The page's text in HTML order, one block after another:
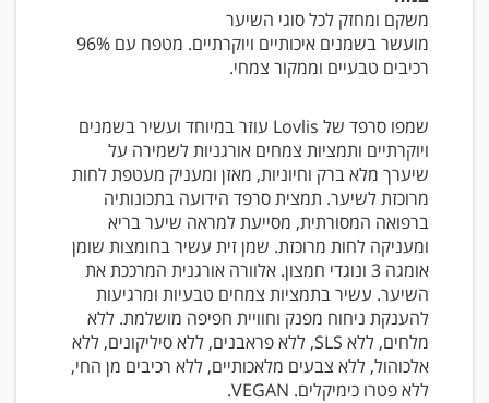
משקם ומחזק לכל סוגי השיער
מועשר בשמנים איכותיים ויוקרתיים. מטפח עם 96%
רכיבים טבעיים וממקור צמחי.
שמפו סרפד של Lovlis עוזר במיוחד ועשיר בשמנים
ויוקרתיים ותמציות צמחים אורגניות לשמירה על
שיערך מלא ברק וחיוניות, מאזן ומעניק מעטפת לחות
מרוכזת לשיער. תמצית סרפד הידועה בתכונותיה
ברפואה המסורתית, מסייעת למראה שיער בריא
ומעניקה לחות מרוכזת. שמן זית עשיר בחומצות שומן
אומגה 3 ונוגדי חמצון. אלוורה אורגנית המרככת את
השיער. עשיר בתמציות צמחים טבעיות ומרגיעות
להענקת ניחוח מפנק וחוויית חפיפה מושלמת. ללא
מלחים, ללא SLS, ללא פראבנים, ללא סיליקונים, ללא
אלכוהול, ללא צבעים מלאכותיים, ללא רכיבים מן החי,
ללא פטרו כימיקלים. VEGAN.